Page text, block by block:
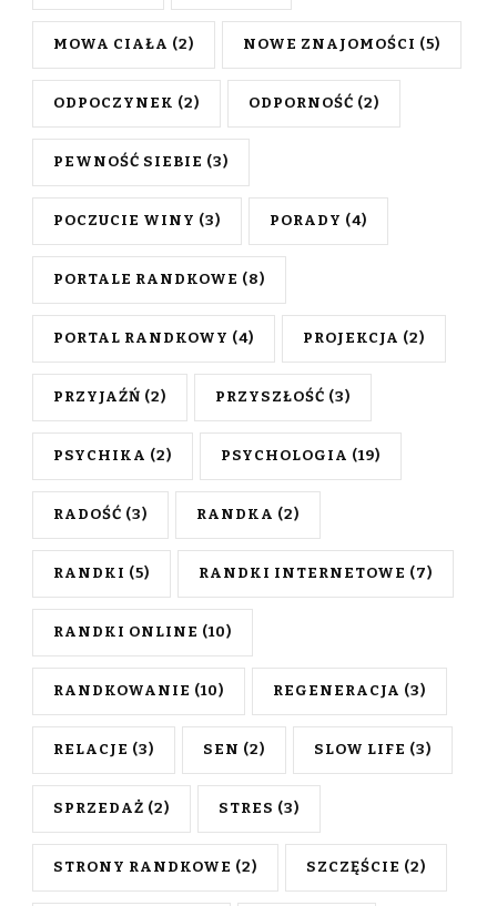
MOWA CIAŁA (2) NOWE ZNAJOMOŚCI (5)
ODPOCZYNEK (2) ODPORNOŚĆ (2)
PEWNOŚĆ SIEBIE (3)
POCZUCIE WINY (3) PORADY (4)
PORTALE RANDKOWE (8)
PORTAL RANDKOWY (4) PROJEKCJA (2)
PRZYJAŹŃ (2) PRZYSZŁOŚĆ (3)
PSYCHIKA (2) PSYCHOLOGIA (19)
RADOŚĆ (3) RANDKA (2)
RANDKI (5) RANDKI INTERNETOWE (7)
RANDKI ONLINE (10)
RANDKOWANIE (10) REGENERACJA (3)
RELACJE (3) SEN (2) SLOW LIFE (3)
SPRZEDAŻ (2) STRES (3)
STRONY RANDKOWE (2) SZCZĘŚCIE (2)